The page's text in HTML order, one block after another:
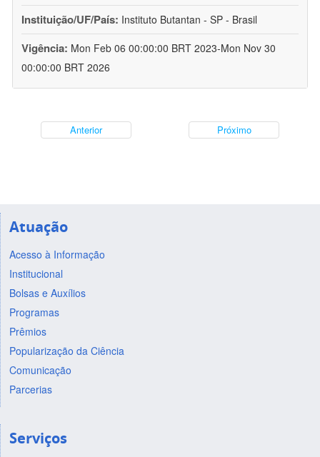
Instituição/UF/País: Instituto Butantan - SP - Brasil
Vigência: Mon Feb 06 00:00:00 BRT 2023-Mon Nov 30
00:00:00 BRT 2026
Anterior Próximo
Atuação
Acesso à Informação
Institucional
Bolsas e Auxílios
Programas
Prêmios
Popularização da Ciência
Comunicação
Parcerias
Serviços